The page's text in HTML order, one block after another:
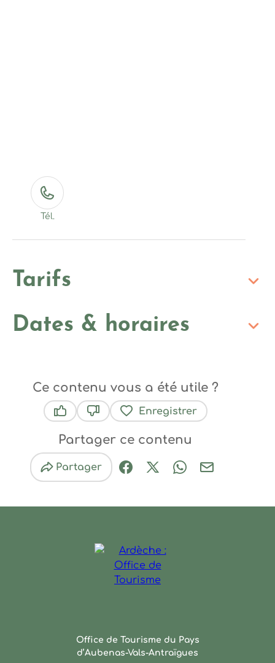
Tarifs
Dates & horaires
Tél.
Ce contenu vous a été utile ?
Enregistrer
Partager ce contenu
Partager
Partager sur Facebook
Partager sur X / Twitter
Partager sur
Partager par
Office de Tourisme du Pays
d’Aubenas-Vals-Antraïgues